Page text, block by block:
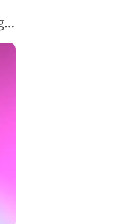
Suprapunere video cu scurgeri de lumină gratuită nr. 4 "City Lights"